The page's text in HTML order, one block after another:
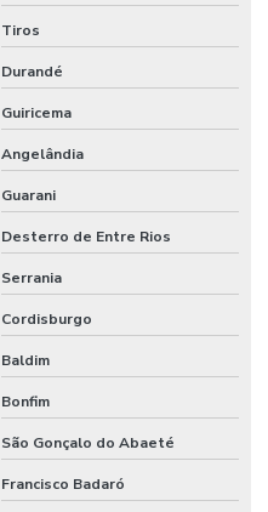
Tiros
Durandé
Guiricema
Angelândia
Guarani
Desterro de Entre Rios
Serrania
Cordisburgo
Baldim
Bonfim
São Gonçalo do Abaeté
Francisco Badaró